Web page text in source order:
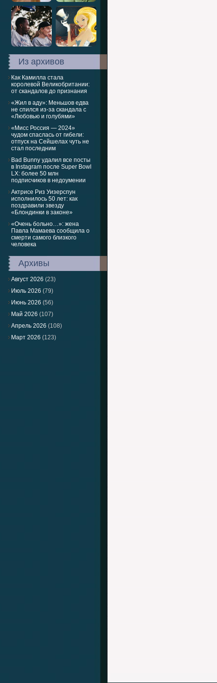
Из архивов
Как Камилла стала
королевой Великобритании:
от скандалов до признания
«Жил в аду»: Меньшов едва
не спился из-за скандала с
«Любовью и голубями»
«Мисс Россия — 2024»
чудом спаслась от гибели:
отпуск на Сейшелах чуть не
стал последним
Bad Bunny удалил все посты
в Instagram после Super Bowl
LX: более 50 млн
подписчиков в недоумении
Актрисе Риз Уизерспун
исполнилось 50 лет: как
поздравили звезду
«Блондинки в законе»
«Очень больно…»: жена
Павла Мамаева сообщила о
смерти самого близкого
человека
Архивы
Август 2026 (23)
Июль 2026 (79)
Июнь 2026 (56)
Май 2026 (107)
Апрель 2026 (108)
Март 2026 (123)